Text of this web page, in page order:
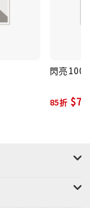
閃亮
85折 $72